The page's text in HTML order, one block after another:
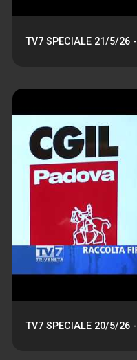
TV7 SPECIALE 21/5/26 -
TV7 SPECIALE 20/5/26